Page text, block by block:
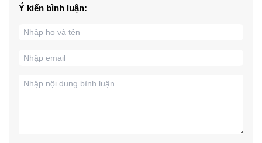
Ý kiến bình luận: